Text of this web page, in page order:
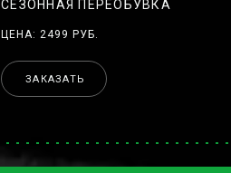
СЕЗОННАЯ ПЕРЕОБУВКА
ЦЕНА: 2499 РУБ.
ЗАКАЗАТЬ